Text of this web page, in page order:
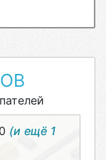
(и ещё 1